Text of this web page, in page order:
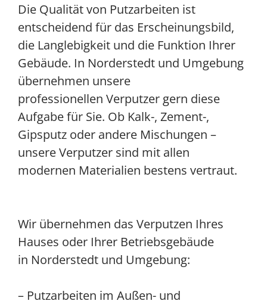
Die Qualität von Putzarbeiten ist
entscheidend für das Erscheinungsbild,
die Langlebigkeit und die Funktion Ihrer
Gebäude. In Norderstedt und Umgebung
übernehmen unsere
professionellen Verputzer gern diese
Aufgabe für Sie. Ob Kalk-, Zement-,
Gipsputz oder andere Mischungen –
unsere Verputzer sind mit allen
modernen Materialien bestens vertraut.
Wir übernehmen das Verputzen Ihres
Hauses oder Ihrer Betriebsgebäude
in Norderstedt und Umgebung:
– Putzarbeiten im Außen- und